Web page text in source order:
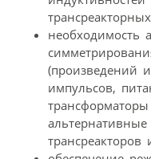
необходимость
(произведений
импульсов,
трансреакторов